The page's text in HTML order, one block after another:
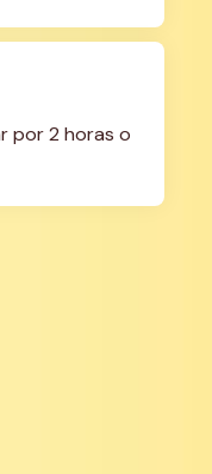
por 2 horas o